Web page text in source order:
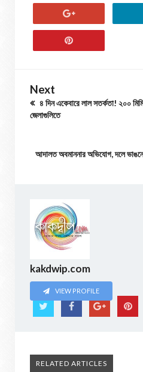
Next
৪ দিন একেবারে লাল সতর্কতা! ২০০
জেলাগুলিতে
আদালত অবমাননার অভিযোগ, দলে
kakdwip.com
VIEW PROFILE
RELATED ARTICLES